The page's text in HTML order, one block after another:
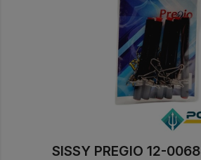
SISSY PREGIO 12-0068